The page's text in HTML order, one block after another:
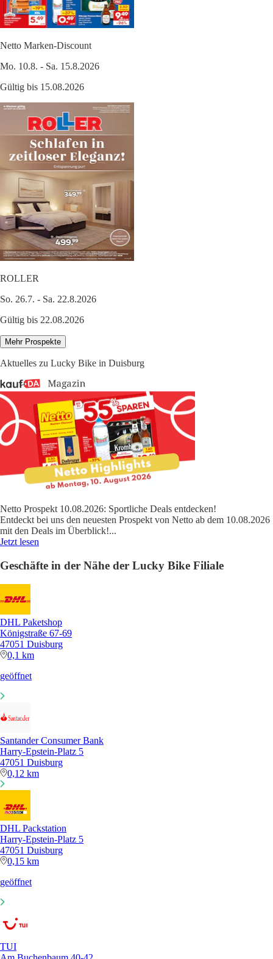
Netto Marken-Discount
Mo. 10.8. - Sa. 15.8.2026
Gültig bis 15.08.2026
ROLLER
So. 26.7. - Sa. 22.8.2026
Gültig bis 22.08.2026
Mehr Prospekte
Aktuelles zu Lucky Bike in Duisburg
Netto Prospekt 10.08.2026: Sportliche Deals entdecken!
Entdeckt bei uns den neuesten Prospekt von Netto ab dem 10.08.2026
mit den Deals im Überblick!...
Jetzt lesen
Geschäfte in der Nähe der Lucky Bike Filiale
DHL Paketshop
Königstraße 67-69
47051 Duisburg
0,1 km
geöffnet
Santander Consumer Bank
Harry-Epstein-Platz 5
47051 Duisburg
0,12 km
DHL Packstation
Harry-Epstein-Platz 5
47051 Duisburg
0,15 km
geöffnet
TUI